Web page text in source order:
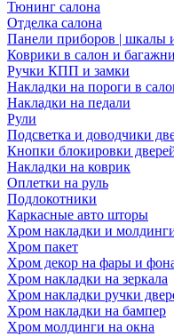
Тюнинг салона
Отделка салона
Панели приборов | шкалы
Коврики в салон и
Ручки КПП и замки
Накладки на пороги в
Накладки на педали
Рули
Подсветка и доводчики
Кнопки блокировки
Накладки на коврик
Оплетки на руль
Подлокотники
Каркасные авто шторы
Хром накладки и
Хром пакет
Хром декор на фары и
Хром накладки на зеркала
Хром накладки ручки
Хром накладки на бампер
Хром молдинги на окна